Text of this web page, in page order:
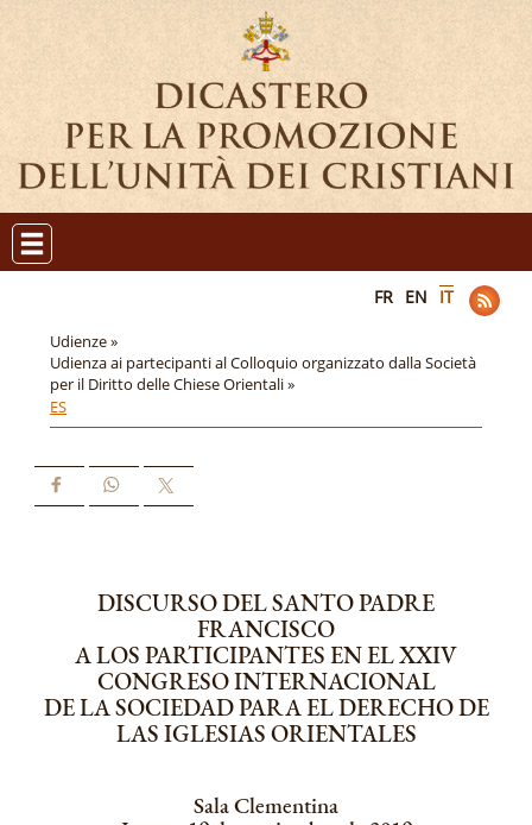
FR EN IT
Udienze »
Udienza ai partecipanti al Colloquio organizzato dalla Società
per il Diritto delle Chiese Orientali »
ES
DISCURSO DEL SANTO PADRE
FRANCISCO
A LOS PARTICIPANTES EN EL XXIV
CONGRESO INTERNACIONAL
DE LA SOCIEDAD PARA EL DERECHO DE
LAS IGLESIAS ORIENTALES
Sala Clementina